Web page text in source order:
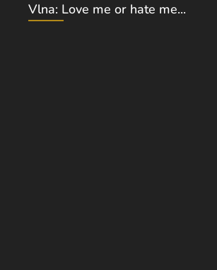
Vlna: Love me or hate me...